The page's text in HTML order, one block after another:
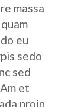
massa
eu
sedo
sed
et
proin